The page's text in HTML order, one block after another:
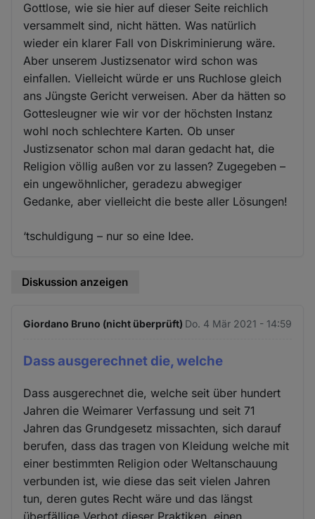
Gottlose, wie sie hier auf dieser Seite reichlich
versammelt sind, nicht hätten. Was natürlich
wieder ein klarer Fall von Diskriminierung wäre.
Aber unserem Justizsenator wird schon was
einfallen. Vielleicht würde er uns Ruchlose gleich
ans Jüngste Gericht verweisen. Aber da hätten so
Gottesleugner wie wir vor der höchsten Instanz
wohl noch schlechtere Karten. Ob unser
Justizsenator schon mal daran gedacht hat, die
Religion völlig außen vor zu lassen? Zugegeben –
ein ungewöhnlicher, geradezu abwegiger
Gedanke, aber vielleicht die beste aller Lösungen!
‘tschuldigung – nur so eine Idee.
Diskussion anzeigen
Giordano Bruno (nicht überprüft) Do. 4 Mär 2021 - 14:59
Dass ausgerechnet die, welche
Dass ausgerechnet die, welche seit über hundert
Jahren die Weimarer Verfassung und seit 71
Jahren das Grundgesetz missachten, sich darauf
berufen, dass das tragen von Kleidung welche mit
einer bestimmten Religion oder Weltanschauung
verbunden ist, wie diese das seit vielen Jahren
tun, deren gutes Recht wäre und das längst
überfällige Verbot dieser Praktiken, einen